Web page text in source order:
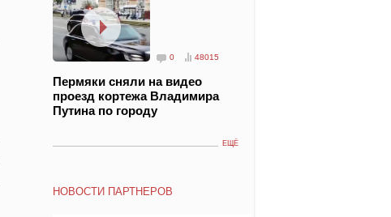
0 48015
Пермяки сняли на видео
проезд кортежа Владимира
Путина по городу
ЕЩЁ
НОВОСТИ ПАРТНЕРОВ